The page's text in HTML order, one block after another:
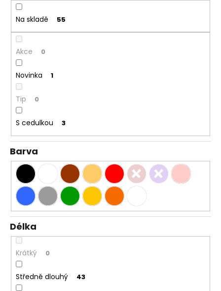
u
k
ů
Na skladě 55
Akce 0
Novinka 1
Tip 0
S cedulkou 3
Barva
Délka
Krátký 0
Středně dlouhý 43